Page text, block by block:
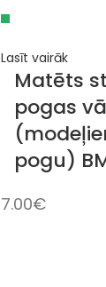
Lasīt vairāk
Matēts
pogas
pogu)
7.00€